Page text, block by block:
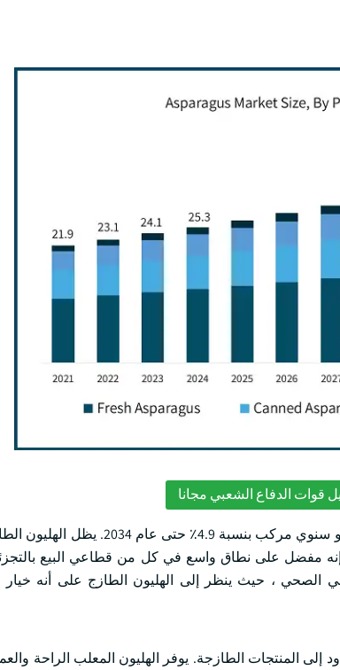
قوات الدفاع الشعبي مجانا
سيستحوذ قطاع الهليون الطازج على 22.3 مليار دولار أمريكي ويظهر معدل نمو
إنه مفضل على نطاق واسع في كل من قطاعي البيع
الصحي ، حيث ينظر إلى الهليون الطازج على أنه خيار
المنتجات الطازجة. يوفر الهليون المعلب الراحة